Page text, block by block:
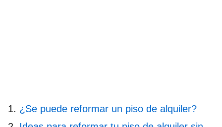
¿Se puede reformar un piso de alquiler?